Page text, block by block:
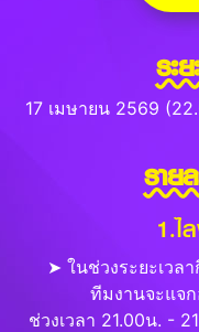
ระ
17 เมษายน 2569
ราย
1.ไ
➤ ในช่วงระยะเวล
ทีมงานจะแจก
ช่วงเวลา 21.00น. -